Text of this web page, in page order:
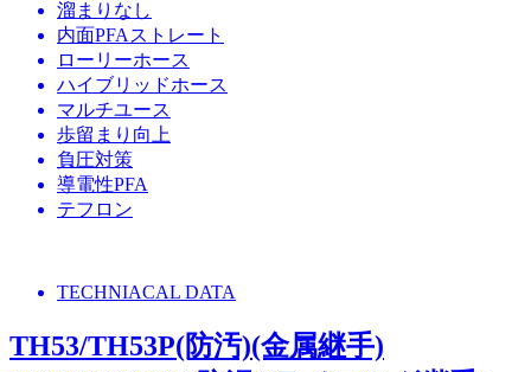
溜まりなし
内面PFAストレート
ローリーホース
ハイブリッドホース
マルチユース
歩留まり向上
負圧対策
導電性PFA
テフロン
TECHNIACAL DATA
TH53/TH53P(防汚)(金属継手)